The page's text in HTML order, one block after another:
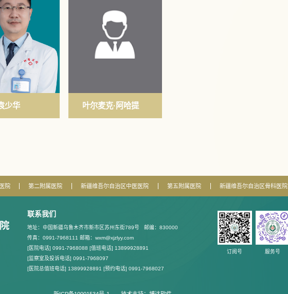
少华 叶尔麦克·阿哈提
院 第二附属医院 新疆维吾尔自治区中医医院 第五附属医院 新疆维吾尔自治区骨科医院
联系我们
地址：中国新疆乌鲁木齐市新市区苏州东街789号
邮编：830000
传真：0991-7968111 邮箱：wxm@xjzlyy.com
[医院电话] 0991-7968088 [值班电话] 13899928891
[监察室及投诉电话] 0991-7968097
[医院总值班电话] 13899928891 [预约电话] 0991-7968027
订阅号 服务号